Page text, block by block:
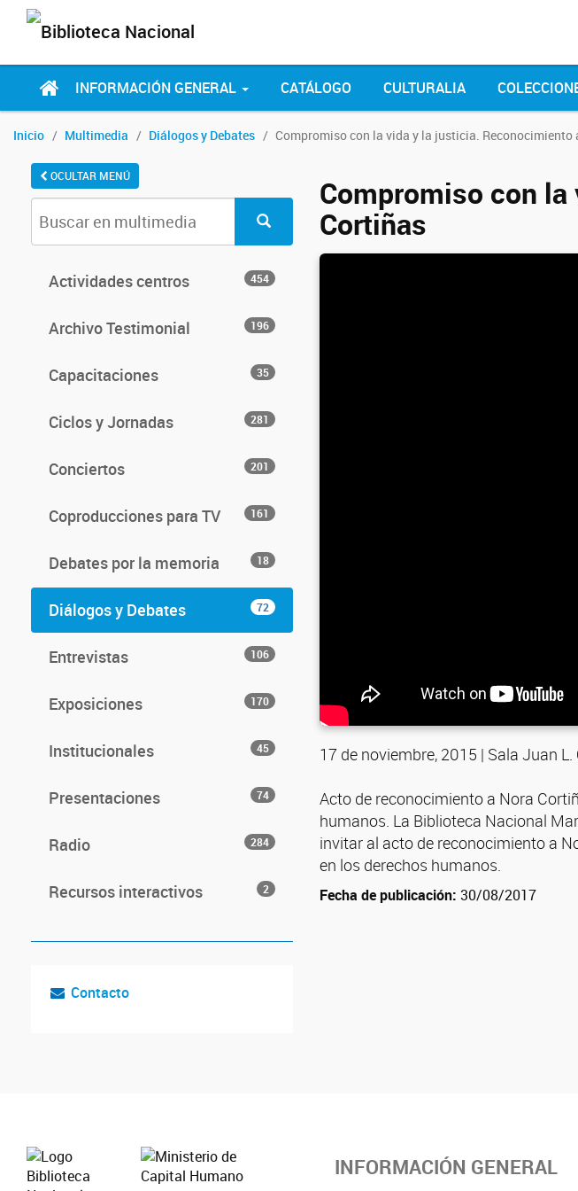
INFORMACIÓN GENERAL CATÁLOGO CULTURALIA
Inicio Multimedia Diálogos y Debates Compromiso con la vida y la justicia. Reconocimiento
OCULTAR MENÚ
Actividades centros 454
Archivo Testimonial 196
Capacitaciones 35
Ciclos y Jornadas 281
Conciertos 201
Coproducciones para TV 161
Debates por la memoria 18
Diálogos y Debates 72
Entrevistas 106
Exposiciones 170
Institucionales 45
Presentaciones 74
Radio 284
Recursos interactivos 2
Contacto
Compromiso con
Cortiñas
17 de noviembre, 2015 | Sala Juan L.
Acto de reconocimiento a Nora
humanos. La Biblioteca Nacional
invitar al acto de reconocimiento a
en los derechos humanos.
Fecha de publicación: 30/08/2017
INFORMACIÓN GENERAL